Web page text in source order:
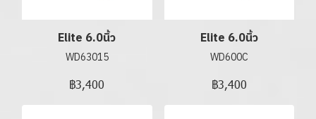
Elite 6.0นิ้ว
WD63015
฿3,400
Elite 6.0นิ้ว
WD600C
฿3,400